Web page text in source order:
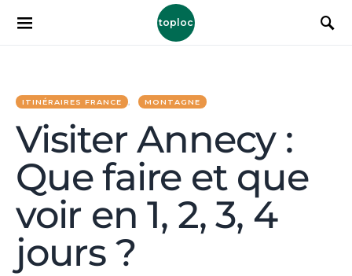
toploc
ITINÉRAIRES FRANCE MONTAGNE
Visiter Annecy :
Que faire et que
voir en 1, 2, 3, 4
jours ?